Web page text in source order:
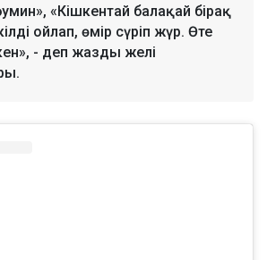
«Кішкентай балақай бірақ
ойлап, өмір сүріп жүр. Өте
- деп жазды желі